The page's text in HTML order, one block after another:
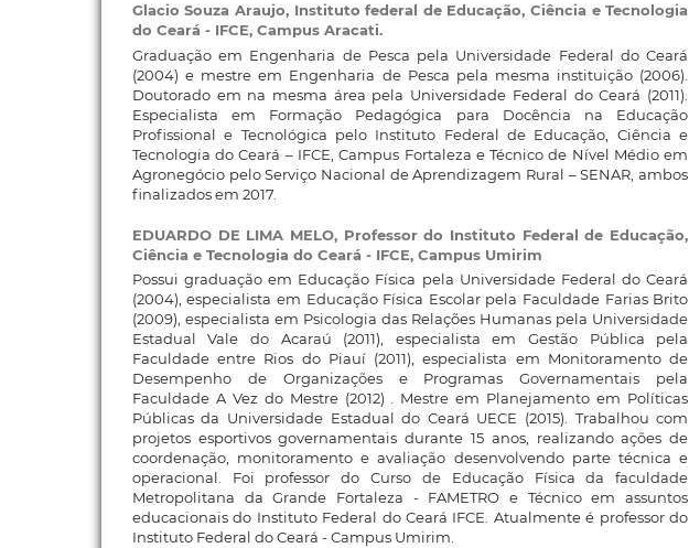
Glacio Souza Araujo, Instituto federal de Educação, Ciência e Tecnologia
do Ceará - IFCE, Campus Aracati.
Graduação em Engenharia de Pesca pela Universidade Federal do Ceará
(2004) e mestre em Engenharia de Pesca pela mesma instituição (2006).
Doutorado em na mesma área pela Universidade Federal do Ceará (2011).
Especialista em Formação Pedagógica para Docência na Educação
Profissional e Tecnológica pelo Instituto Federal de Educação, Ciência e
Tecnologia do Ceará – IFCE, Campus Fortaleza e Técnico de Nível Médio em
Agronegócio pelo Serviço Nacional de Aprendizagem Rural – SENAR, ambos
finalizados em 2017.
EDUARDO DE LIMA MELO, Professor do Instituto Federal de Educação,
Ciência e Tecnologia do Ceará - IFCE, Campus Umirim
Possui graduação em Educação Física pela Universidade Federal do Ceará
(2004), especialista em Educação Física Escolar pela Faculdade Farias Brito
(2009), especialista em Psicologia das Relações Humanas pela Universidade
Estadual Vale do Acaraú (2011), especialista em Gestão Pública pela
Faculdade entre Rios do Piauí (2011), especialista em Monitoramento de
Desempenho de Organizações e Programas Governamentais pela
Faculdade A Vez do Mestre (2012) . Mestre em Planejamento em Políticas
Públicas da Universidade Estadual do Ceará UECE (2015). Trabalhou com
projetos esportivos governamentais durante 15 anos, realizando ações de
coordenação, monitoramento e avaliação desenvolvendo parte técnica e
operacional. Foi professor do Curso de Educação Física da faculdade
Metropolitana da Grande Fortaleza - FAMETRO e Técnico em assuntos
educacionais do Instituto Federal do Ceará IFCE. Atualmente é professor do
Instituto Federal do Ceará - Campus Umirim.